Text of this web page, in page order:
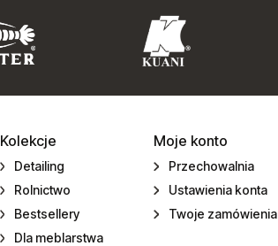
Kolekcje
Detailing
Rolnictwo
Bestsellery
Dla meblarstwa
Moje konto
Przechowalnia
Ustawienia konta
Twoje zamówienia